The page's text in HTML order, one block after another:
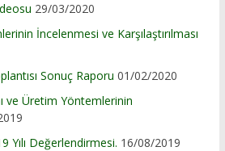
29/03/2020
İncelenmesi ve Karşılaştırılması
Sonuç Raporu 01/02/2020
ve Üretim Yöntemlerinin
Yılı Değerlendirmesi. 16/08/2019